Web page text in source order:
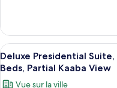
View
Haram
Courtyard
View
Presidential
Suite,
1
Double
Size
le
type
de
chambre
Deluxe
Afficher
toutes
les
9
Deluxe Presidential Suite,
Beds, Partial Kaaba View
Vue sur la ville